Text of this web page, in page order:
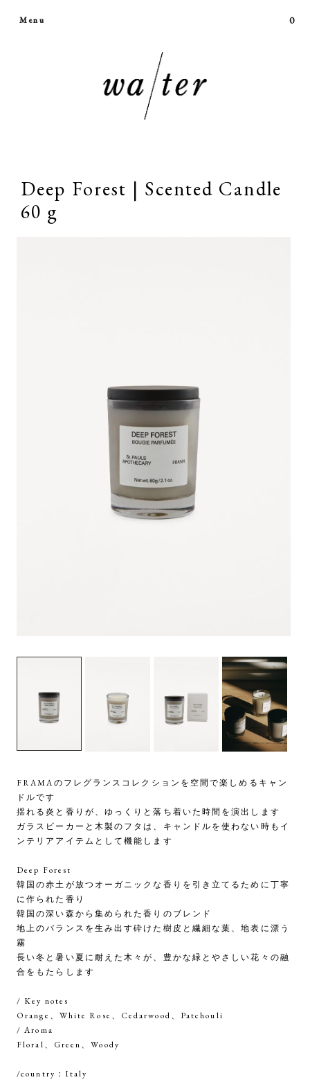
Menu 0
Deep Forest | Scented Candle
60 g
FRAMAのフレグランスコレクションを空間で楽しめるキャン
ドルです
揺れる炎と香りが、ゆっくりと落ち着いた時間を演出します
ガラスビーカーと木製のフタは、キャンドルを使わない時もイ
ンテリアアイテムとして機能します
Deep Forest
韓国の赤土が放つオーガニックな香りを引き立てるために丁寧
に作られた香り
韓国の深い森から集められた香りのブレンド
地上のバランスを生み出す砕けた樹皮と繊細な葉、地表に漂う
霧
長い冬と暑い夏に耐えた木々が、豊かな緑とやさしい花々の融
合をもたらします
/ Key notes
Orange、White Rose、Cedarwood、Patchouli
/ Aroma
Floral、Green、Woody
/country：Italy